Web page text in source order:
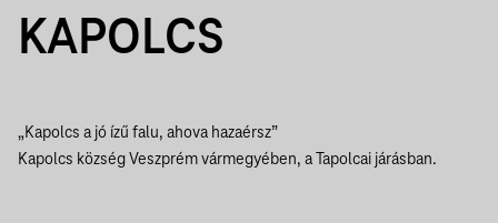
KAPOLCS
„Kapolcs a jó ízű falu, ahova hazaérsz”
Kapolcs község Veszprém vármegyében, a Tapolcai járásban.